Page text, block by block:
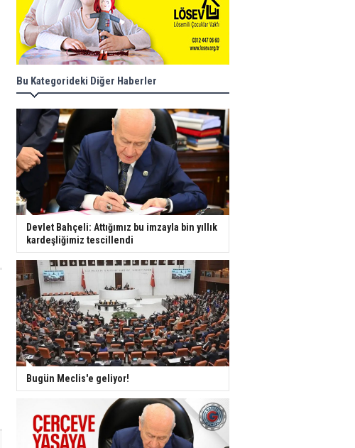
Bu Kategorideki Diğer Haberler
Devlet Bahçeli: Attığımız bu imzayla bin yıllık
kardeşliğimiz tescillendi
Bugün Meclis'e geliyor!